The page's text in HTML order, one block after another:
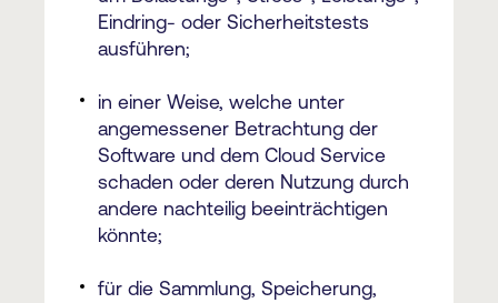
Eindring- oder Sicherheitstests
ausführen;
in einer Weise, welche unter
angemessener Betrachtung der
Software und dem Cloud Service
schaden oder deren Nutzung durch
andere nachteilig beeinträchtigen
könnte;
für die Sammlung, Speicherung,